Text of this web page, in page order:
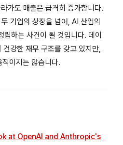
가도 매출은 급격히 증가합니다.
기업의 상장을 넘어, AI 산업의
하는 사건이 될 것입니다. 데이
강한 재무 구조를 갖고 있지만,
이지는 않습니다.
at OpenAI and Anthropic's